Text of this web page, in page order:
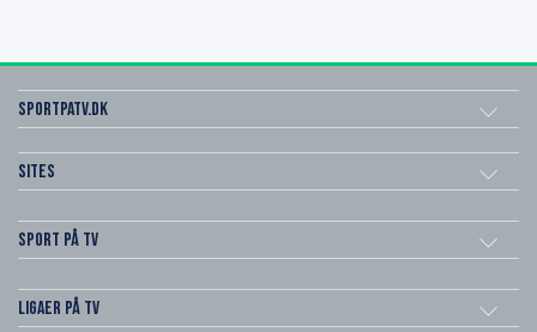
SportPaTV.dk
Sites
Sport på TV
Ligaer på TV